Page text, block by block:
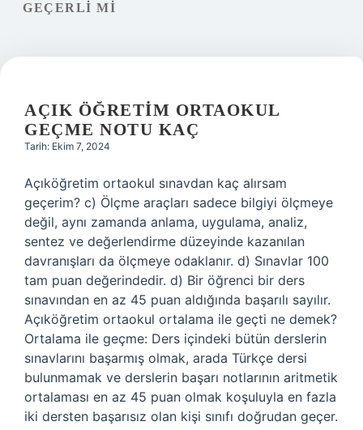
Hakkımızda
GEÇERLI MI
AÇIK ÖĞRETIM ORTAOKUL
GEÇME NOTU KAÇ
Tarih: Ekim 7, 2024
Açıköğretim ortaokul sınavdan kaç alırsam
geçerim? c) Ölçme araçları sadece bilgiyi ölçmeye
değil, aynı zamanda anlama, uygulama, analiz,
sentez ve değerlendirme düzeyinde kazanılan
davranışları da ölçmeye odaklanır. d) Sınavlar 100
tam puan değerindedir. d) Bir öğrenci bir ders
sınavından en az 45 puan aldığında başarılı sayılır.
Açıköğretim ortaokul ortalama ile geçti ne demek?
Ortalama ile geçme: Ders içindeki bütün derslerin
sınavlarını başarmış olmak, arada Türkçe dersi
bulunmamak ve derslerin başarı notlarının aritmetik
ortalaması en az 45 puan olmak koşuluyla en fazla
iki dersten başarısız olan kişi sınıfı doğrudan geçer.